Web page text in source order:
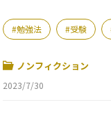
勉強法 受験
ノンフィクション
2023/7/30